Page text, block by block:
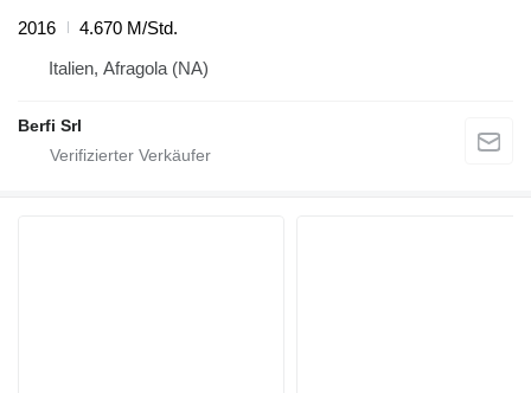
2016
4.670 M/Std.
Italien, Afragola (NA)
Berfi Srl